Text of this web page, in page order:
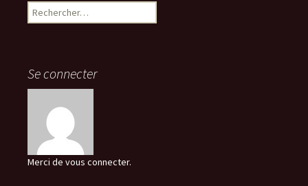
Rechercher :
Se connecter
Merci de vous connecter.